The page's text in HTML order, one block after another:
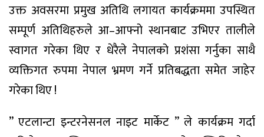
उक्त अवसरमा प्रमुख अतिथि लगायत कार्यक्रममा उपस्थित
सम्पूर्ण अतिथिहरुले आ–आफ्नो स्थानबाट उभिएर तालीले
स्वागत गरेका थिए र धेरैले नेपालको प्रशंसा गर्नुका साथै
व्यक्तिगत रुपमा नेपाल भ्रमण गर्ने प्रतिबद्धता समेत जाहेर
गरेका थिए !
” एटलान्टा इन्टरनेसनल नाइट मार्केट ” ले कार्यक्रम गर्दा